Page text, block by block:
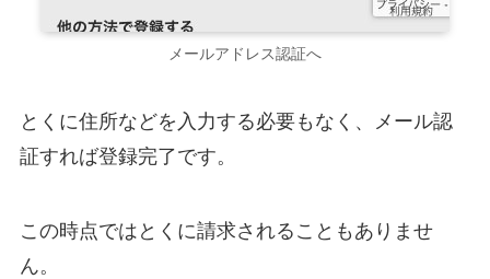
メールアドレス認証へ
とくに住所などを入力する必要もなく、メール認
証すれば登録完了です。
この時点ではとくに請求されることもありませ
ん。